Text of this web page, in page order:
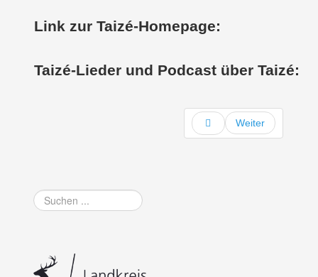
Link zur Taizé-Homepage:
Taizé-Lieder und Podcast über Taizé:
Weiter
Suchen
...